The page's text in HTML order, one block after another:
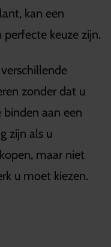
kan een
keuze zijn.
zonder dat u
aan een
zijn als u
maar niet
u moet kiezen.